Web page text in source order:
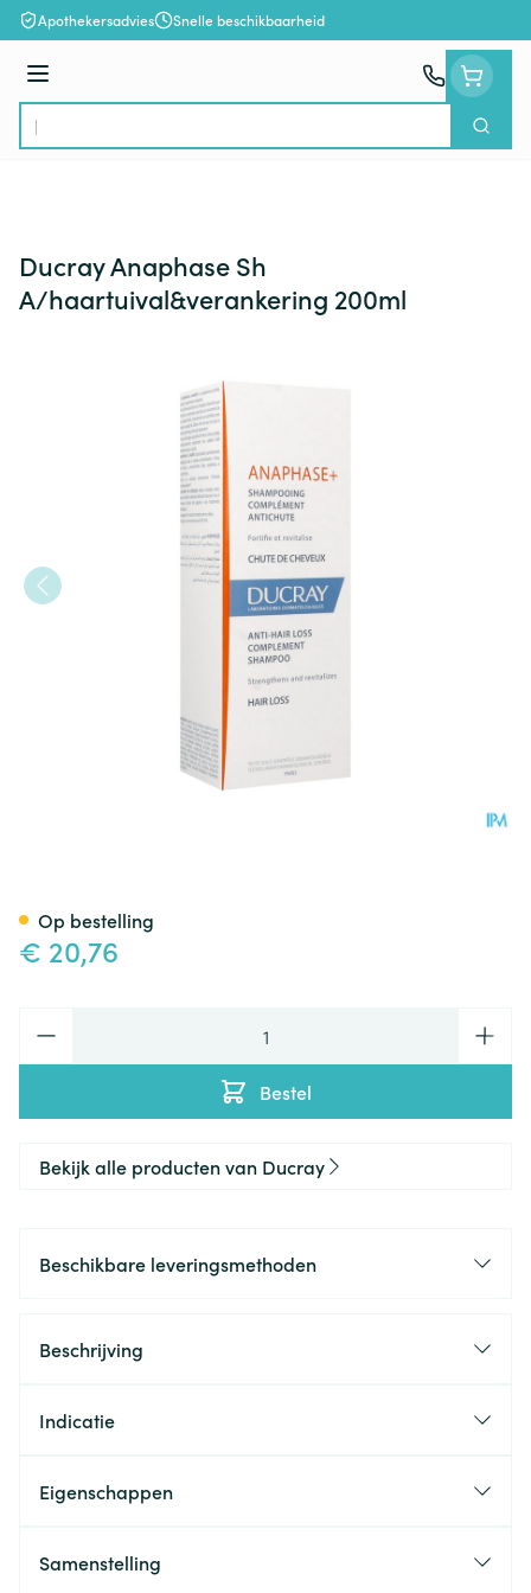
Ga naar de inhoud
Apothekersadvies Snelle beschikbaarheid
Menu
Product, merk, categorie...
Zoek
Ducray Anaphase Sh
A/haartuival&verankering 200ml
€ 20,76
Bestel
Op bestelling
Bekijk alle producten van Ducray
Beschikbare leveringsmethoden
Beschrijving
Indicatie
Eigenschappen
Samenstelling